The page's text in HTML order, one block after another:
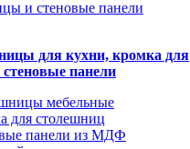
для кухни, кромка для
панели
мебельные
для столешниц
панели из МДФ